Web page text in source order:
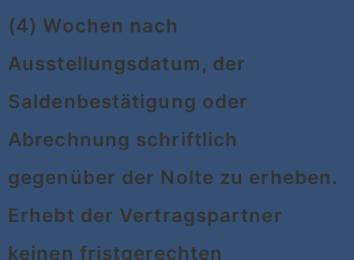
(4) Wochen nach
Ausstellungsdatum, der
Saldenbestätigung oder
Abrechnung schriftlich
gegenüber der Nolte zu erheben.
Erhebt der Vertragspartner
keinen fristgerechten